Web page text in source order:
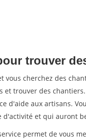
trouver
vous cherchez des
et trouver des
d'aide aux artisans.
d'activité et qui auront
permet de vous